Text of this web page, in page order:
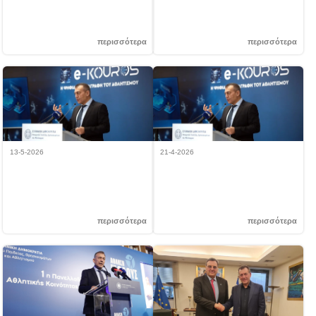
περισσότερα
περισσότερα
13-5-2026
περισσότερα
21-4-2026
περισσότερα